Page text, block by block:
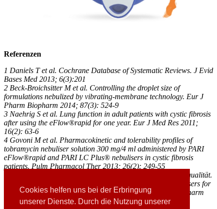
Cookies helfen uns bei der Erbringung
unserer Dienste. Durch die Nutzung unserer
Referenzen
1 Daniels T et al. Cochrane Database of Systematic Reviews. J Evid
Bases Med 2013; 6(3):201
2 Beck-Broichsitter M et al. Controlling the droplet size of
formulations nebulized by vibrating-membrane technology. Eur J
Pharm Biopharm 2014; 87(3): 524-9
3 Naehrig S et al. Lung function in adult patients with cystic fibrosis
after using the eFlow®rapid for one year. Eur J Med Res 2011;
16(2): 63-6
4 Govoni M et al. Pharmacokinetic and tolerability profiles of
tobramycin nebuliser solution 300 mg/4 ml administered by PARI
eFlow®rapid and PARI LC Plus® nebulisers in cystic fibrosis
patients. Pulm Pharmacol Ther 2013; 26(2): 249-55
5 Kurze Inhalationszeit für mehr freie Zeit und mehr Lebensqualität.
Buttini F et al. Combinations of colistin solutions and nebulisers for
lung infection management in cystic fibrosis patients. Int J Pharm
2016; 502(1-2):242-8